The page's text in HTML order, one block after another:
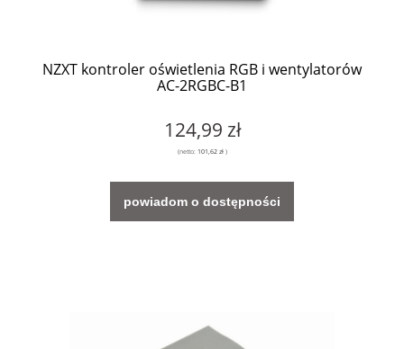
NZXT kontroler oświetlenia RGB i wentylatorów
AC-2RGBC-B1
124,99 zł
(netto: 101,62 zł)
powiadom o dostępności